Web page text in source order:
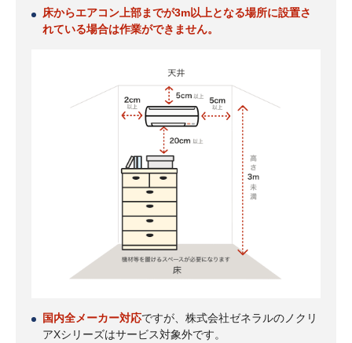
床からエアコン上部までが3m以上となる場所に設置さ
れている場合は作業ができません。
国内全メーカー対応ですが、株式会社ゼネラルのノクリ
アXシリーズはサービス対象外です。